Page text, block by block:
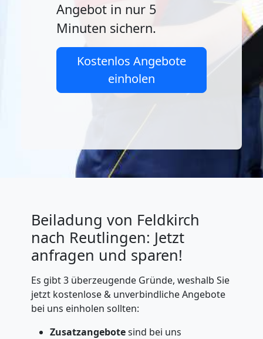
Angebot in nur 5
Minuten sichern.
Kostenlos Angebote
einholen
Beiladung von Feldkirch
nach Reutlingen: Jetzt
anfragen und sparen!
Es gibt 3 überzeugende Gründe, weshalb Sie
jetzt kostenlose & unverbindliche Angebote
bei uns einholen sollten:
Zusatzangebotesind bei uns